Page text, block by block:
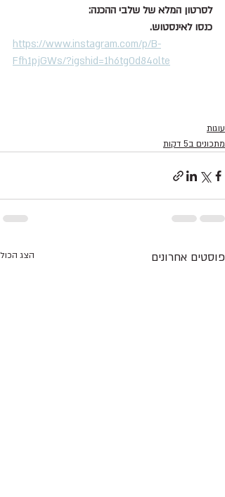
לסרטון המלא של שלבי ההכנה:
כנסו לאינסטוש.
https://www.instagram.com/p/B-
Ffh1pjGWs/?igshid=1h6tg0d84olte
עוגות
מתכונים ב5 דקות
פוסטים אחרונים הצג הכול